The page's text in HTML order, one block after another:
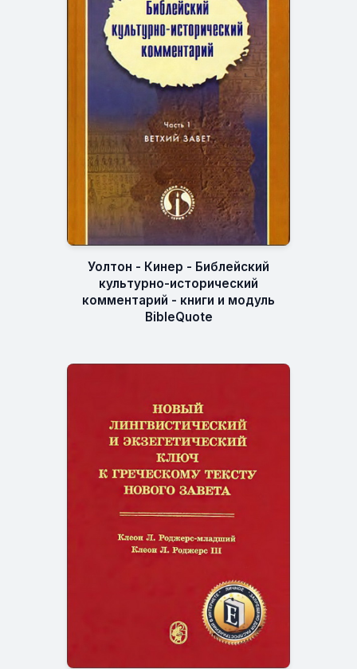
Уолтон - Кинер - Библейский
культурно-исторический
комментарий - книги и модуль
BibleQuote